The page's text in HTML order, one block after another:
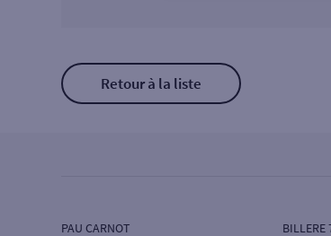
Retour à la liste
PAU CARNOT BILLERE